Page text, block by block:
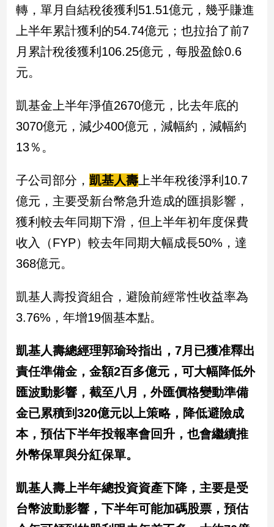
樂
娛
樂
星
聞
行/
尚
追
生
活
建
築/
內
設
計
遊/
食
星
座/
命
理
消
費
健
康/
親
子/
轉，單月自結稅後獲利51.51億元，幾乎賺進
上半年累計獲利的54.74億元；也拉抬了前7
月累計稅後獲利106.25億元，每股盈餘0.6
元。
凱基金上半年淨值2670億元，比去年底的
3070億元，減少400億元，減幅約，減幅約
13％。
子公司部分，凱基人壽 上半年稅後淨利10.7
億元，主要受新台幣急升造成的匯損影響，
獲利較去年同期下滑，但上半年初年度保費
收入（FYP）較去年同期大幅成長50%，達
368億元。
凱基人壽投資組合，避險前經常性收益率為
3.76%，年增19個基本點。
凱基人壽總經理郭瑜玲指出，7月已獲准釋出
責任準備金，金額2百多億元，可大幅降低外
匯波動影響，截至八月，外匯價格變動準備
金已累積到320億元以上策略，降低避險成
本，預估下半年投報率會回升，也會繼續推
外幣保單與分紅保單。
凱基人壽上半年總投資資產下降，主要是受
台幣波動影響，下半年可能加碼股票，預估